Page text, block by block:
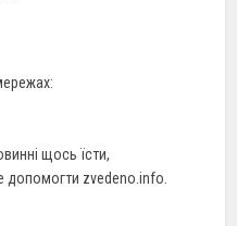
щось їсти,
zvedeno.info.